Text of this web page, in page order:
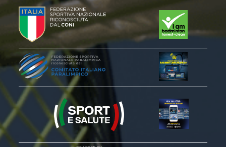
NUOVI GIOCHI DELLA GIOVENTÙ
PROGETTO SHUTTLE TIME
TROFEO CONI
ENTI DI PROMOZIONE SPORTIVA
PROGETTI SPORT E SALUTE
FORMAZIONE